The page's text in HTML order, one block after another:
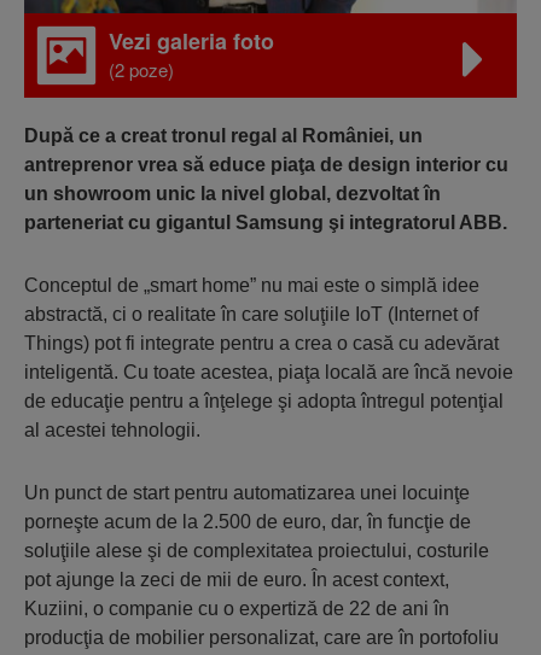
Vezi galeria foto
(2 poze)
După ce a creat tronul regal al României, un
antreprenor vrea să educe piaţa de design interior cu
un showroom unic la nivel global, dezvoltat în
parteneriat cu gigantul Samsung şi integratorul ABB.
Conceptul de „smart home” nu mai este o simplă idee
abstractă, ci o realitate în care soluţiile IoT (Internet of
Things) pot fi integrate pentru a crea o casă cu adevărat
inteligentă. Cu toate acestea, piaţa locală are încă nevoie
de educaţie pentru a înţelege şi adopta întregul potenţial
al acestei tehnologii.
Un punct de start pentru automatizarea unei locuinţe
porneşte acum de la 2.500 de euro, dar, în funcţie de
soluţiile alese şi de complexitatea proiectului, costurile
pot ajunge la zeci de mii de euro. În acest context,
Kuziini, o companie cu o expertiză de 22 de ani în
producţia de mobilier personalizat, care are în portofoliu